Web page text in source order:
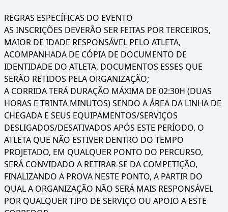
REGRAS ESPECÍFICAS DO EVENTO
AS INSCRIÇÕES DEVERÃO SER FEITAS POR TERCEIROS,
MAIOR DE IDADE RESPONSÁVEL PELO ATLETA,
ACOMPANHADA DE CÓPIA DE DOCUMENTO DE
IDENTIDADE DO ATLETA, DOCUMENTOS ESSES QUE
SERÃO RETIDOS PELA ORGANIZAÇÃO;
A CORRIDA TERÁ DURAÇÃO MÁXIMA DE 02:30H (DUAS
HORAS E TRINTA MINUTOS) SENDO A ÁREA DA LINHA DE
CHEGADA E SEUS EQUIPAMENTOS/SERVIÇOS
DESLIGADOS/DESATIVADOS APÓS ESTE PERÍODO. O
ATLETA QUE NÃO ESTIVER DENTRO DO TEMPO
PROJETADO, EM QUALQUER PONTO DO PERCURSO,
SERÁ CONVIDADO A RETIRAR-SE DA COMPETIÇÃO,
FINALIZANDO A PROVA NESTE PONTO, A PARTIR DO
QUAL A ORGANIZAÇÃO NÃO SERÁ MAIS RESPONSÁVEL
POR QUALQUER TIPO DE SERVIÇO OU APOIO A ESTE